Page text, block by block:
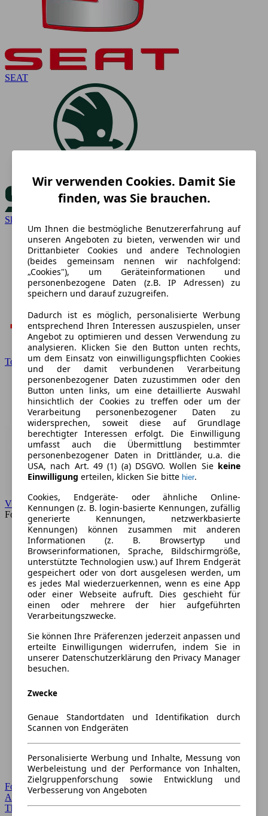
SEAT
Skoda
Toyota
VW
Forum
Forum Startseite
Alle Auto-Foren
Themen-Forum
Wir verwenden Cookies. Damit Sie
finden, was Sie brauchen.
Um Ihnen die bestmögliche Benutzererfahrung auf
unseren Angeboten zu bieten, verwenden wir und
Drittanbieter Cookies und andere Technologien
(beides gemeinsam nennen wir nachfolgend:
„Cookies"), um Geräteinformationen und
personenbezogene Daten (z.B. IP Adressen) zu
speichern und darauf zuzugreifen.
Dadurch ist es möglich, personalisierte Werbung
entsprechend Ihren Interessen auszuspielen, unser
Angebot zu optimieren und dessen Verwendung zu
analysieren. Klicken Sie den Button unten rechts,
um dem Einsatz von einwilligungspflichten Cookies
und der damit verbundenen Verarbeitung
personenbezogener Daten zuzustimmen oder den
Button unten links, um eine detaillierte Auswahl
hinsichtlich der Cookies zu treffen oder um der
Verarbeitung personenbezogener Daten zu
widersprechen, soweit diese auf Grundlage
berechtigter Interessen erfolgt. Die Einwilligung
umfasst auch die Übermittlung bestimmter
personenbezogener Daten in Drittländer, u.a. die
USA, nach Art. 49 (1) (a) DSGVO. Wollen Sie keine
Einwilligung erteilen, klicken Sie bitte hier.
Cookies, Endgeräte- oder ähnliche Online-
Kennungen (z. B. login-basierte Kennungen, zufällig
generierte Kennungen, netzwerkbasierte
Kennungen) können zusammen mit anderen
Informationen (z. B. Browsertyp und
Browserinformationen, Sprache, Bildschirmgröße,
unterstützte Technologien usw.) auf Ihrem Endgerät
gespeichert oder von dort ausgelesen werden, um
es jedes Mal wiederzuerkennen, wenn es eine App
oder einer Webseite aufruft. Dies geschieht für
einen oder mehrere der hier aufgeführten
Verarbeitungszwecke.
Sie können Ihre Präferenzen jederzeit anpassen und
erteilte Einwilligungen widerrufen, indem Sie in
unserer Datenschutzerklärung den Privacy Manager
besuchen.
Zwecke
Genaue Standortdaten und Identifikation durch
Scannen von Endgeräten
Personalisierte Werbung und Inhalte, Messung von
Werbeleistung und der Performance von Inhalten,
Zielgruppenforschung sowie Entwicklung und
Verbesserung von Angeboten